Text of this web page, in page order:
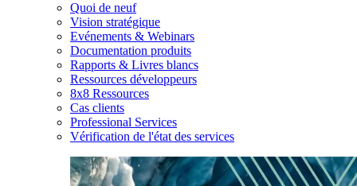
Quoi de neuf
Vision stratégique
Evénements & Webinars
Documentation produits
Rapports & Livres blancs
Ressources développeurs
8x8 Ressources
Cas clients
Professional Services
Vérification de l'état des services